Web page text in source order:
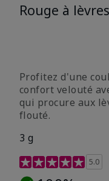
Rouge à
Profitez d'une
confort velouté
qui procure aux
flouté.
3 g
Évaluation des 5.0